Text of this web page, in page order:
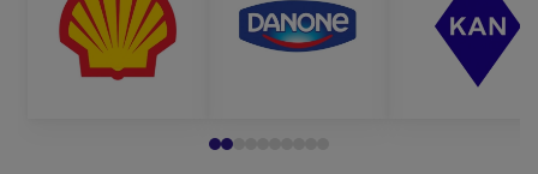
оставить запрос
звонка на сайте,
и мы сами вам